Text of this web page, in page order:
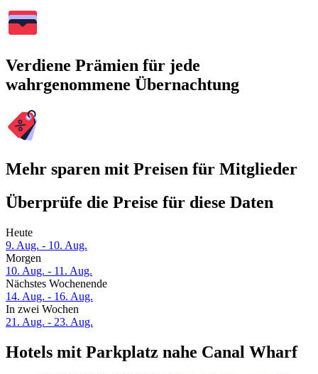
Verdiene Prämien für jede
wahrgenommene Übernachtung
Mehr sparen mit Preisen für Mitglieder
Überprüfe die Preise für diese Daten
Heute
9. Aug. - 10. Aug.
Morgen
10. Aug. - 11. Aug.
Nächstes Wochenende
14. Aug. - 16. Aug.
In zwei Wochen
21. Aug. - 23. Aug.
Hotels mit Parkplatz nahe Canal Wharf